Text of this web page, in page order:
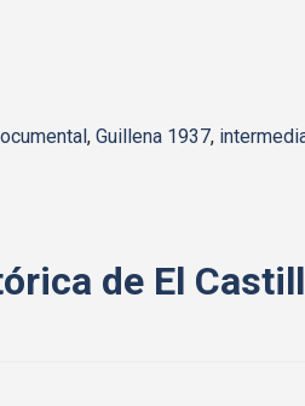
, Guillena 1937,
de El